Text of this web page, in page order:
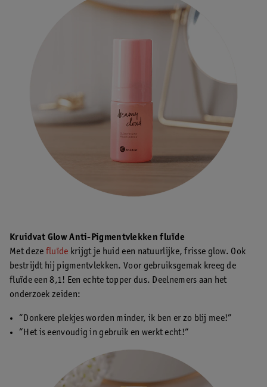
Kruidvat Glow Anti-Pigmentvlekken fluïde
Met deze fluïde krijgt je huid een natuurlijke, frisse glow. Ook
bestrijdt hij pigmentvlekken. Voor gebruiksgemak kreeg de
fluïde een 8,1! Een echte topper dus. Deelnemers aan het
onderzoek zeiden:
“Donkere plekjes worden minder, ik ben er zo blij mee!”
“Het is eenvoudig in gebruik en werkt echt!”